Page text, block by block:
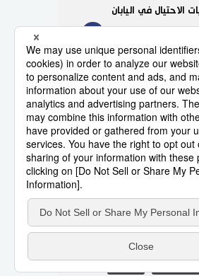
9
الاحتيال في اليابان
10
لحوادث المرور
عن استخدام الهواتف
في اليابان
10/07/
اليابان
البيئة